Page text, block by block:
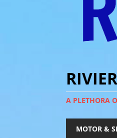
A PLETHORA
MOTOR &